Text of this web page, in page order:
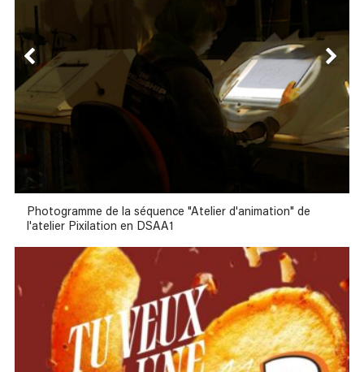
Photogramme de la séquence "Atelier d'animation" de
l'atelier Pixilation en DSAA1